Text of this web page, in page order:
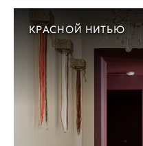
КРАСНОЙ НИТЬЮ